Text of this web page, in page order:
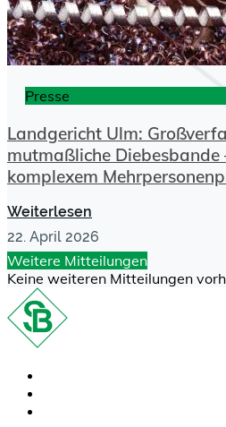
Presse
Landgericht Ulm:
mutmaßliche
komplexem
Weiterlesen
22. April 2026
Weitere Mitteilungen
Keine weiteren Mitteilungen